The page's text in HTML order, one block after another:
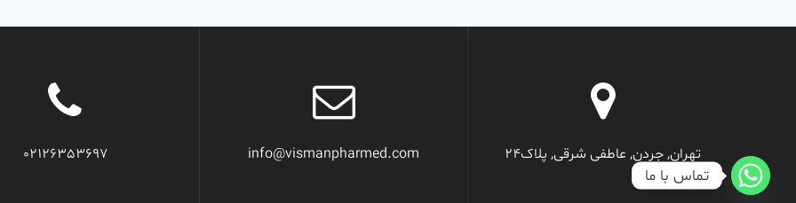
تهران, جردن, عاطفی شرقی, پلاک24 info@vismanpharmed.com
02126353697
تماس با ما